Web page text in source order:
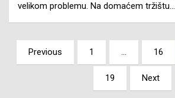
velikom problemu. Na domaćem tržištu…
Posts
pagination
Previous 1 … 16
19 Next